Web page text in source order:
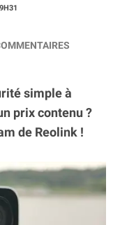
simple à
prix contenu ?
de Reolink !